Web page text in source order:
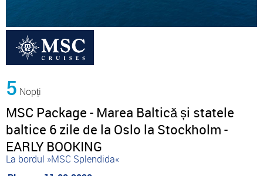
5 Nopți
MSC Package - Marea Baltică și statele
baltice 6 zile de la Oslo la Stockholm -
EARLY BOOKING
La bordul »MSC Splendida«